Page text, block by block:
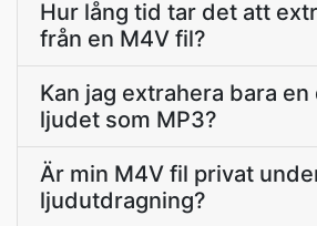
Hur lång tid tar det att
från en M4V fil?
Kan jag extrahera bara
ljudet som MP3?
Är min M4V fil privat
ljudutdragning?